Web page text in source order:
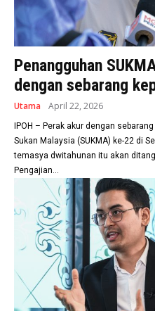
Penangguhan
dengan sebarang
Utama April 22, 2026
IPOH – Perak akur dengan
Sukan Malaysia (SUKMA) ke-22 di
temasya dwitahunan itu akan ditangguhkan. Exco
Pengajian...